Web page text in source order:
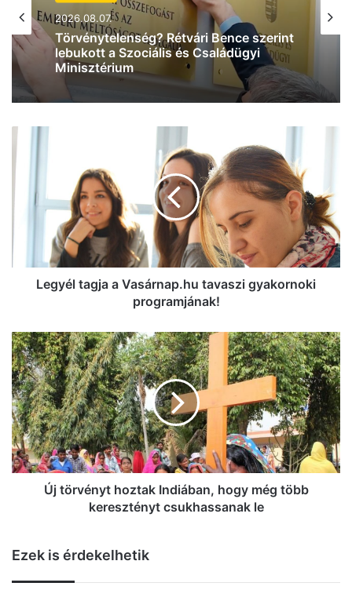
2026.08.07.
Törvénytelenség? Rétvári Bence szerint
lebukott a Szociális és Családügyi
Minisztérium
g
V
a
s
á
r
n
a
p
.
a
s
Legyél tagja a Vasárnap.hu tavaszi gyakornoki
programjának!
Ú
j
t
ö
r
v
é
n
y
t
k
Új törvényt hoztak Indiában, hogy még több
keresztényt csukhassanak le
Ezek is érdekelhetik